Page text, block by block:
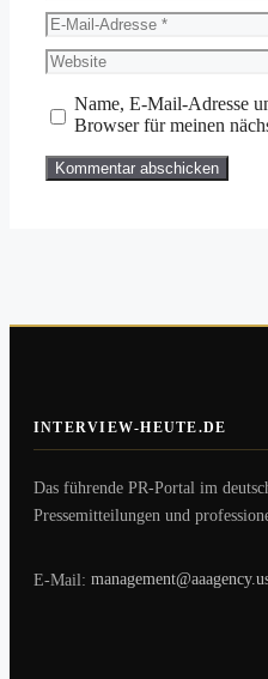
E-
Mail-
Adresse
Website
Name, E-Mail-Adresse
Browser für meinen
INTERVIEW-HEUTE.DE
Das führende PR-Portal im
Pressemitteilungen und
E-Mail: